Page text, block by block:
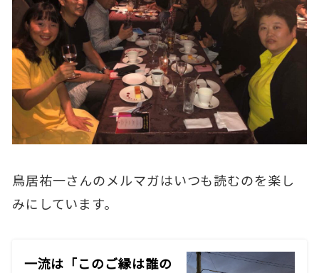
鳥居祐一さんのメルマガはいつも読むのを楽し
みにしています。
一流は「このご縁は誰の